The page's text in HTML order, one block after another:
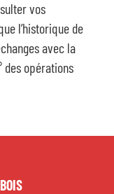
habitat, urbanisme
vos
l’historique de
avec la
des opérations